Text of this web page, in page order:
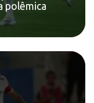
polêmica